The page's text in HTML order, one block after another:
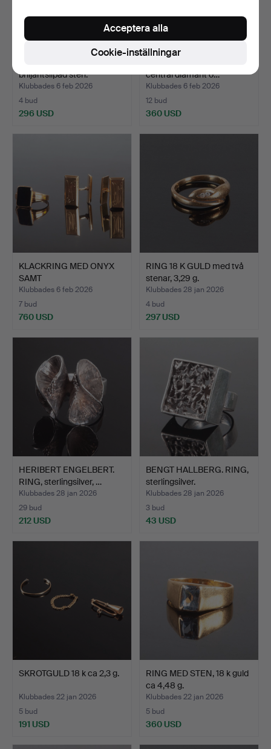
briljantslipad sten.
Klubbades 6 feb 2026
4 bud
296 USD
central diamant o…
Klubbades 6 feb 2026
12 bud
360 USD
KLACKRING MED ONYX
SAMT
MANCHETTKNAPPAR 18…
Klubbades 6 feb 2026
7 bud
760 USD
RING 18 K GULD med två
stenar, 3,29 g.
Klubbades 28 jan 2026
4 bud
297 USD
HERIBERT ENGELBERT.
RING, sterlingsilver, …
Klubbades 28 jan 2026
29 bud
212 USD
BENGT HALLBERG. RING,
sterlingsilver.
Klubbades 28 jan 2026
3 bud
43 USD
SKROTGULD 18 k ca 2,3 g.
Klubbades 22 jan 2026
5 bud
191 USD
RING MED STEN, 18 k guld
ca 4,48 g.
Klubbades 22 jan 2026
5 bud
360 USD
Cookie-inställningar
Acceptera alla